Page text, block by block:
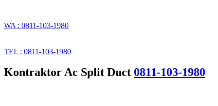
WA : 0811-103-1980
TEL : 0811-103-1980
Kontraktor Ac Split Duct 0811-103-1980